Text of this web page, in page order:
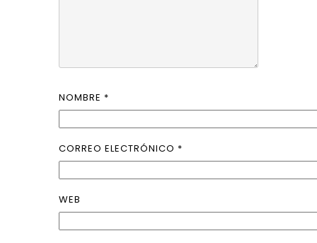
NOMBRE *
CORREO ELECTRÓNICO *
WEB